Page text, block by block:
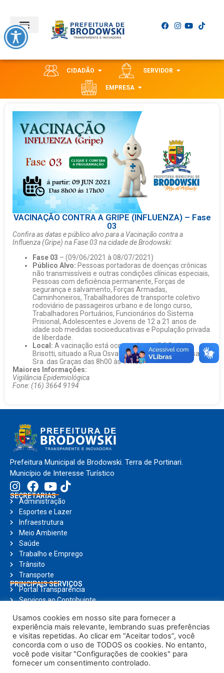
CIDADÃO SERVIDOR
EMPRESA
VACINAÇÃO CONTRA A GRIPE (INFLUENZA) – Fase
03
Confira as datas e público alvo para a Vacinação contra a
Influenza (Gripe) na Fase 03 na cidade de Brodowski:
Fase 03 – (09/06/2021 à 08/07/2021)
Público Alvo: Pessoas portadoras de doenças crônicas
não transmissíveis e outras condições clínicas especiais,
Pessoas com deficiência permanente, Forças de
segurança e salvamento, Forças Armadas,
Caminhoneiros, Trabalhadores de transporte coletivo
rodoviário de passageiros urbano e de longo curso,
Trabalhadores Portuários, Funcionários do Sistema
Prisional, Adolescentes e Jovens de 12 a 21 anos de
idade sob medidas socioeducativas e População privada
de liberdade.
Local: A vacinação está ocorrendo na UBS Dr. Luiz
Brisotti, situado a Rua Osvaldo Cruz, S/N – Vila Nossa
Sra. das Graças das 8h00 às 17h00.
Maiores Informações:
Vigilância Epidemiológica
Fone: (16) 3664 9194
Prefeitura Municipal de Brodowski. Terra de Portinari.
Município de Interesse Turístico
SECRETARIAS
Administração
Esportes e Lazer
Infraestrutura
Meio Ambiente
Saúde
Trabalho e Emprego
Trânsito
Transporte
PRINCIPAIS SERVIÇOS
Portal Transparência
Serviços ao Contribuinte
Ouvidoria
Holerite Online
Compras Online
Notícias
Usamos cookies em nosso site para fornecer a
experiência mais relevante, lembrando suas preferências
e visitas repetidas. Ao clicar em “Aceitar todos”, você
concorda com o uso de TODOS os cookies. No entanto,
você pode visitar "Configurações de cookies" para
fornecer um consentimento controlado.